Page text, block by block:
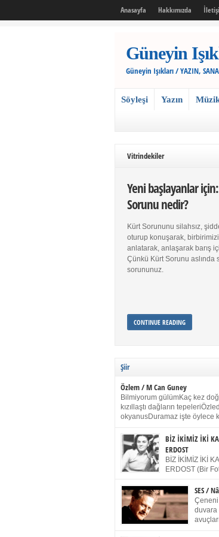
Anasayfa Hakkımızda
Güneyin
Güneyin Işıkları / YAZIN,
Söyleşi Yazın
Vitrindekiler
Yeni başlayanlar
Sorunu nedir?
Kürt Sorununu silahsız,
oturup konuşarak,
anlatarak, anlaşarak barış
Çünkü Kürt Sorunu aslında
sorununuz.
CONTINUE READING
Şiir
Özlem / M Can Guney
Bilmiyorum gülümKaç kez
kızıllaştı dağların
okyanusDuramaz işte öylece
dururSokulur yalnızlığıma
buruk gülümsemeDudağımda
öpüşlerinGeceler
Sydney / Toplumsal Kaynak /
BİZ İKİMİZ İKİ
ERDOST
BİZ İKİMİZ İKİ
ERDOST (Bir
Duracağız Fotoğrafımızda
ellerimde kelepçe Yüzümde
(Kelepçeyi yadırgamanın
için Sonra alıştım Ve
SES /
Çeneni
duvara